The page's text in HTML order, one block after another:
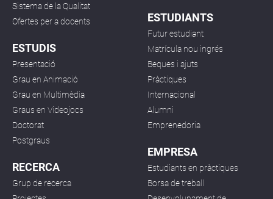
Sistema de la Qualitat
Ofertes per a docents
ESTUDIS
Presentació
Grau en Animació
Grau en Multimèdia
Graus en Videojocs
Doctorat
Postgraus
RECERCA
Grup de recerca
ESTUDIANTS
Futur estudiant
Matrícula nou ingrés
Beques i ajuts
Pràctiques
Internacional
Alumni
Emprenedoria
EMPRESA
Estudiants en pràctiques
Borsa de treball